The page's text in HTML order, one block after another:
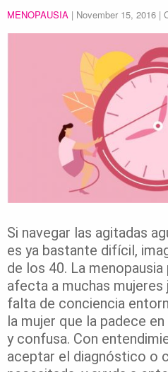
MENOPAUSIA | November 15, 2016 |
Si navegar las agitadas
es ya bastante difícil,
de los 40. La
afecta a muchas mujeres
falta de conciencia
la mujer que la padece
y confusa. Con
aceptar el diagnóstico o